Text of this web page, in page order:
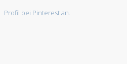
Profil bei Pinterest an.